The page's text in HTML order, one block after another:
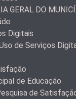
GERAL DO
Digitais
de Serviços
de Educação
de